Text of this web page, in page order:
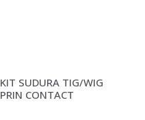
KIT SUDURA TIG/WIG
PRIN CONTACT